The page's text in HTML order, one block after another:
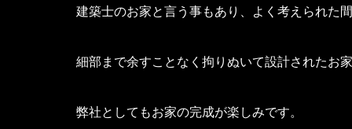
建築士のお家と言う事もあり、よく考えられた
細部まで余すことなく拘りぬいて設計されたお
弊社としてもお家の完成が楽しみです。